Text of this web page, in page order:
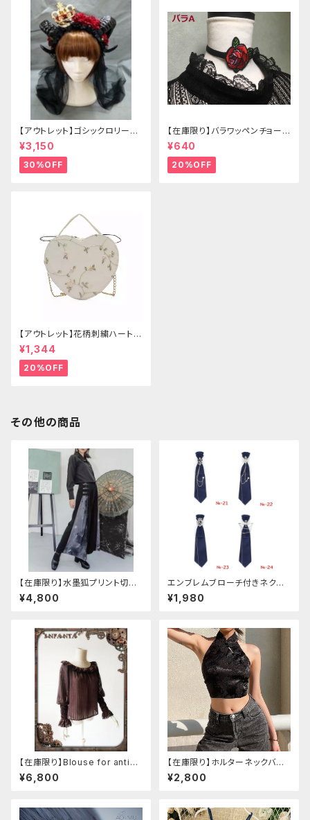
【アウトレット】ゴシックロリータ
ゴールドクラウン＆ホーン(ヴェ
ール付き)
¥3,150
30%OFF
【在庫限り】バラワッペンチョーカ
ー
¥640
20%OFF
【アウトレット】花柄刺繍ハートバ
ッグ
¥1,344
20%OFF
その他の商品
【在庫限り】水墨狐プリント切替
サイドバックルワイドパンツ（Lサ
イズ
¥4,800
エンブレムブローチ付きネクタ
イ(ネイビー)
¥1,980
【在庫限り】Blouse for antiqu
e automaton
¥6,800
【在庫限り】ホルターネックバッ
クリボンチャイナシャツ
¥2,800